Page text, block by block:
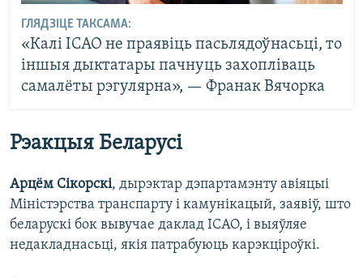
ГЛЯДЗІЦЕ ТАКСАМА:
«Калі ICAO не праявіць пасьлядоўнасьці, то
іншыя дыктатары пачнуць захопліваць
самалёты рэгулярна», — Франак Вячорка
Рэакцыя Беларусі
Арцём Сікорскі, дырэктар дэпартамэнту авіяцыі
Міністэрства транспарту і камунікацый, заявіў, што
беларускі бок вывучае даклад ICAO, і выяўляе
недакладнасьці, якія патрабуюць карэкціроўкі.